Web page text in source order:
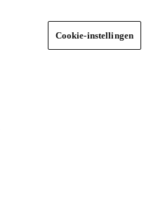
Cookie-instellingen